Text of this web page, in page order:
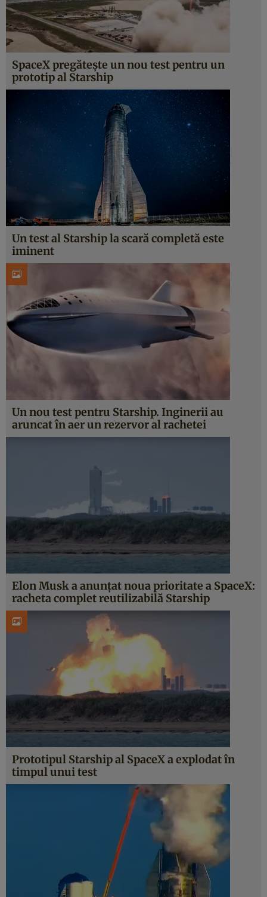
SpaceX pregătește un nou test pentru un
prototip al Starship
Un test al Starship la scară completă este
iminent
Un nou test pentru Starship. Inginerii au
aruncat în aer un rezervor al rachetei
Elon Musk a anunțat noua prioritate a SpaceX:
racheta complet reutilizabilă Starship
Prototipul Starship al SpaceX a explodat în
timpul unui test